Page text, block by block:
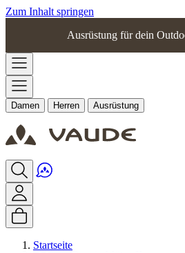
Zum Inhalt springen
Ausrüstung für dein
Damen Herren Ausrüstung
Startseite